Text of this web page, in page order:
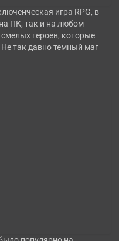
игра RPG, в
ПК, так и на любом
героев, которые
так давно темный маг